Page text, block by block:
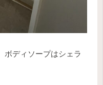
ボディソープはシェラ